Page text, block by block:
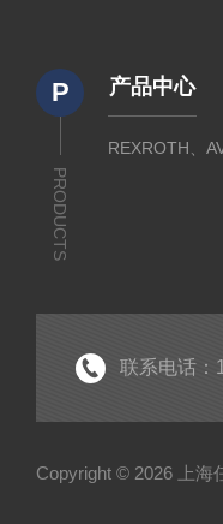
P
PRODUCTS
产品中心
REXROTH、
联系电话：
Copyright © 2026 上